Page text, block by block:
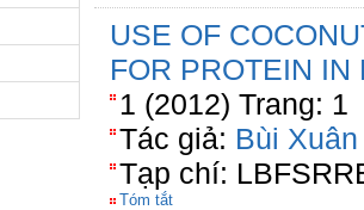
USE OF
FOR PROTEIN
1 (2012) Trang: 1
Tác giả: Bùi
Tạp chí:
Tóm tắt